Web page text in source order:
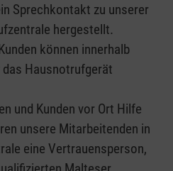
Sprechkontakt zu unserer
hergestellt.
können innerhalb
das Hausnotrufgerät
und Kunden vor Ort Hilfe
unsere Mitarbeitenden in
eine Vertrauensperson,